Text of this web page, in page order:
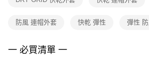
３．未成年的使用者請事先徵得法定代理人或監護
４．使用「AFTEE先享後付」時，將依據個別帳號
防風 連帽外套 快乾 彈性 彈性 防
一 必買清單 一